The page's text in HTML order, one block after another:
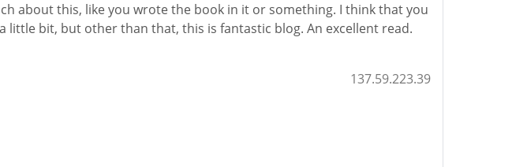
about this, like you wrote the book in it or something. I think that you
little bit, but other than that, this is fantastic blog. An excellent read.
137.59.223.39